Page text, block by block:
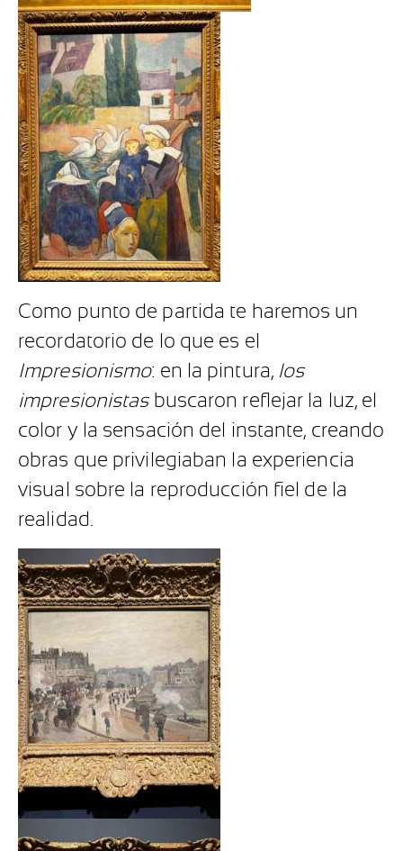
Como punto de partida te haremos un
recordatorio de lo que es el
Impresionismo: en la pintura, los
impresionistasbuscaron reflejar la luz, el
color y la sensación del instante, creando
obras que privilegiaban la experiencia
visual sobre la reproducción fiel de la
realidad.